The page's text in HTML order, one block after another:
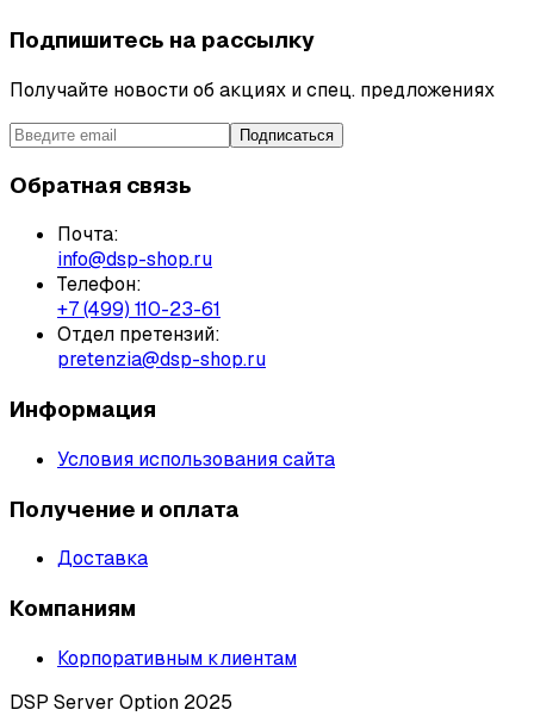
Подпишитесь на рассылку
Получайте новости об акциях и спец. предложениях
Подписаться
Обратная связь
Почта:
info@dsp-shop.ru
Телефон:
+7 (499) 110-23-61
Отдел претензий:
pretenzia@dsp-shop.ru
Информация
Условия использования сайта
Получение и оплата
Доставка
Компаниям
Корпоративным клиентам
DSP Server Option 2025